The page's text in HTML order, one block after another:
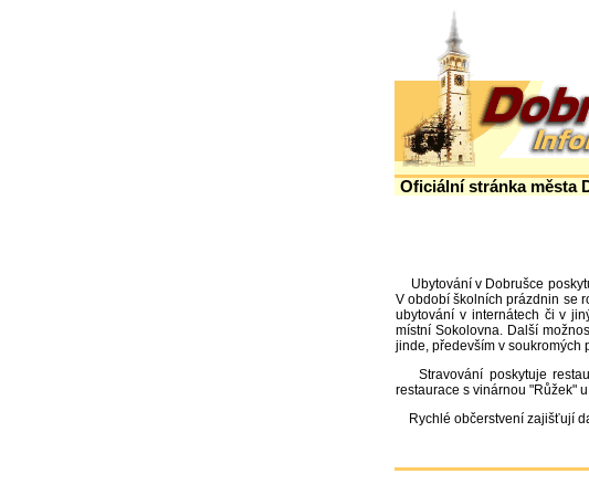
Oficiální stránka města
Ubytování v Dobrušce
V období školních prázdnin se
ubytování v internátech či v
místní Sokolovna. Další
jinde, především v soukromých
Stravování poskytuje
restaurace s vinárnou "Růžek"
Rychlé občerstvení zajišťují